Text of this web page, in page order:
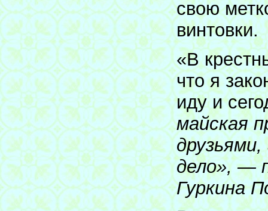
свою
винтовки.
«В
что я
иду и
майская
дело», —
Гуркина